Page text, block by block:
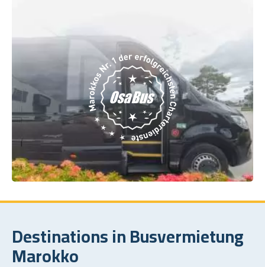
Destinations in Busvermietung
Marokko